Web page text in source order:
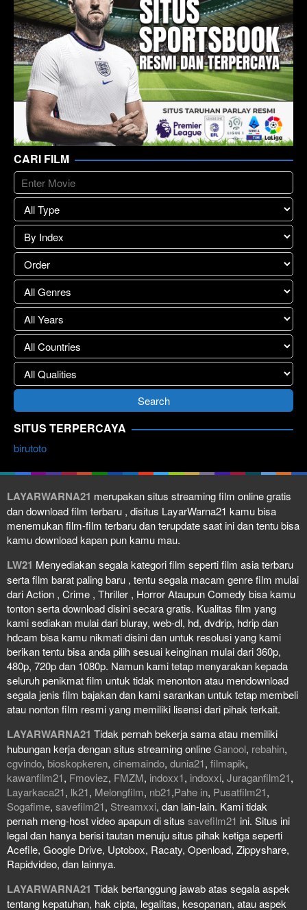
CARI FILM
SITUS TERPERCAYA
birutoto
LAYARWARNA21 merupakan situs streaming film online gratis
dan download film terbaru , disitus LayarWarna21 kamu bisa
menemukan film-film terbaru dan terupdate saat ini dan tentu bisa
kamu download kapan pun kamu mau.
LW21 Menyediakan segala kategori film seperti film asia terbaru
serta film barat paling baru , tentu segala macam genre film mulai
dari Action , Crime , Thriller , Horror Ataupun Comedy bisa kamu
tonton serta download disini secara gratis. Kualitas film yang
kami sediakan mulai dari bluray, web-dl, hd, dvdrip, hdrip dan
hdcam bisa kamu nikmati disini dan untuk resolusi yang kami
berikan tentu bisa anda pilih sesuai keinginan mulai dari 360p,
480p, 720p dan 1080p. Namun kami tetap menyarakan kepada
seluruh penikmat film untuk tidak menonton atau mendownload
segala jenis film bajakan dan kami sarankan untuk tetap membeli
atau nonton film resmi yang memiliki lisensi dari pihak terkait.
LAYARWARNA21 Tidak pernah bekerja sama atau memiliki
hubungan kerja dengan situs streaming onlineGanool, rebahin,
cgvindo, bioskopkeren, cinemaindo, dunia21, filmapik,
kawanfilm21, Fmoviez, FMZM, indoxx1, indoxxi, Juraganfilm21,
Layarkaca21, lk21, Melongfilm, nb21,Pahe in, Pusatfilm21,
Sogafime, savefilm21, Streamxxi, dan lain-lain. Kami tidak
pernah meng-host video apapun di situs savefilm21 ini. Situs ini
legal dan hanya berisi tautan menuju situs pihak ketiga seperti
Acefile, Google Drive, Uptobox, Racaty, Openload, Zippyshare,
Rapidvideo, dan lainnya.
LAYARWARNA21 Tidak bertanggung jawab atas segala aspek
tentang kepatuhan, hak cipta, legalitas, kesopanan, atau aspek